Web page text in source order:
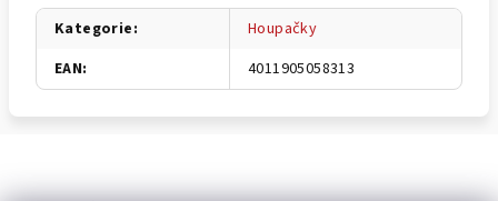
Kategorie:
Houpačky
EAN: 4011905058313